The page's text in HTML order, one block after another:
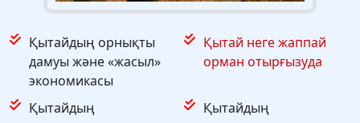
Қытайдың орнықты
дамуы және «жасыл»
экономикасы
Қытай неге жаппай
орман отырғызуда
Қытайдың
Қытайдың